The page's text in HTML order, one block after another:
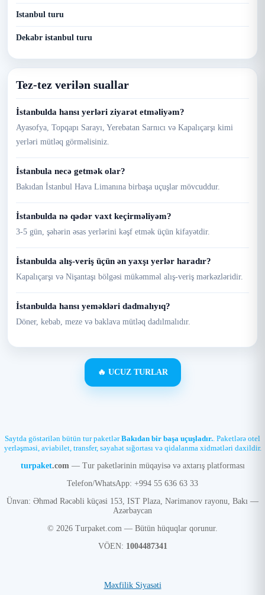
Istanbul turu
Dekabr istanbul turu
Tez-tez verilən suallar
İstanbulda hansı yerləri ziyarət etməliyəm?
Ayasofya, Topqapı Sarayı, Yerebatan Sarnıcı və Kapalıçarşı kimi
yerləri mütləq görməlisiniz.
İstanbula necə getmək olar?
Bakıdan İstanbul Hava Limanına birbaşa uçuşlar mövcuddur.
İstanbulda nə qədər vaxt keçirməliyəm?
3-5 gün, şəhərin əsas yerlərini kəşf etmək üçün kifayətdir.
İstanbulda alış-veriş üçün ən yaxşı yerlər haradır?
Kapalıçarşı və Nişantaşı bölgəsi mükəmməl alış-veriş mərkəzləridir.
İstanbulda hansı yeməkləri dadmalıyıq?
Döner, kebab, meze və baklava mütləq dadılmalıdır.
🔥 UCUZ TURLAR
Saytda göstərilən bütün tur paketlərBakıdan bir başa uçuşladır.. Paketlərə otel
yerləşməsi, aviabilet, transfer, səyahət sığortası və qidalanma xidmətləri daxildir.
turpaket.com— Tur paketlərinin müqayisə və axtarış platforması
Telefon/WhatsApp: +994 55 636 63 33
Ünvan: Əhməd Rəcəbli küçəsi 153, IST Plaza, Nərimanov rayonu, Bakı —
Azərbaycan
© 2026 Turpaket.com — Bütün hüquqlar qorunur.
VÖEN: 1004487341
Məxfilik Siyasəti